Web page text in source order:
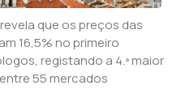
que os preços das
16,5% no primeiro
registando a 4.ª maior
55 mercados